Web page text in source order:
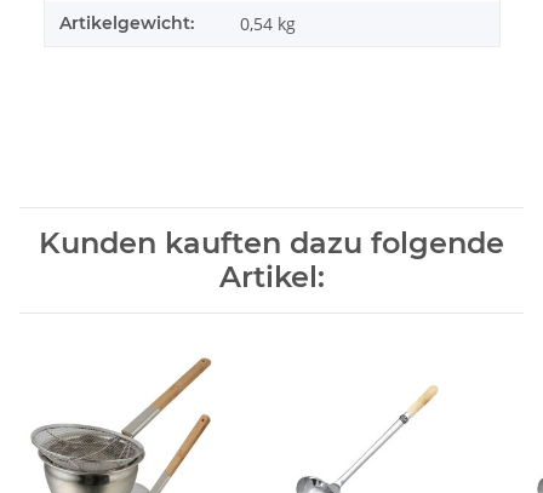
Artikelgewicht: 0,54 kg
Kunden kauften dazu folgende
Artikel: